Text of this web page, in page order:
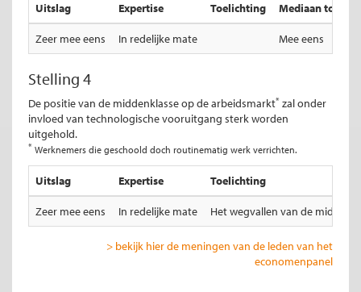
Uitslag
Expertise Toelichting Mediaan totale
Zeer mee eens In redelijke mate Mee eens
Stelling 4
De positie van de middenklasse op de arbeidsmarkt* zal onder
invloed van technologische vooruitgang sterk worden
uitgehold.
* Werknemers die geschoold doch routinematig werk verrichten.
Uitslag Expertise Toelichting
Zeer mee eens In redelijke mate Het wegvallen van de
> bekijk hier de meningen van de leden van het
economenpanel